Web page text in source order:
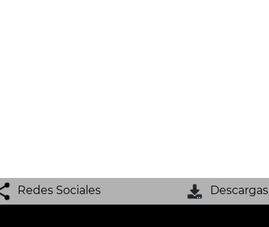
Redes Sociales Descargas